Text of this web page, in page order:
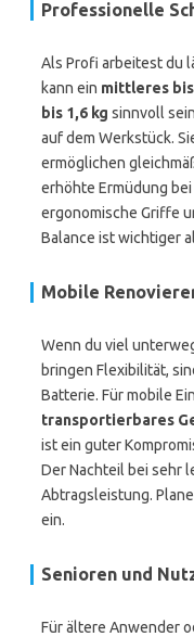
Professionelle
Als Profi arbeitest du
kann ein mittleres
bis 1,6 kg sinnvoll
auf dem Werkstück.
ermöglichen
erhöhte Ermüdung
ergonomische Griffe
Balance ist wichtiger
Mobile
Wenn du viel
bringen Flexibilität,
Batterie. Für mobile
transportierbares
ist ein guter
Der Nachteil bei sehr
Abtragsleistung.
ein.
Senioren und
Für ältere Anwender